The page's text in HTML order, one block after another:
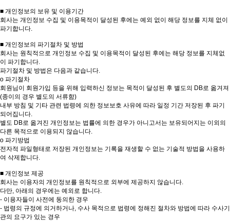
■ 개인정보의 보유 및 이용기간
회사는 개인정보 수집 및 이용목적이 달성된 후에는 예외 없이 해당 정보를 지체 없이
파기합니다.
■ 개인정보의 파기절차 및 방법
회사는 원칙적으로 개인정보 수집 및 이용목적이 달성된 후에는 해당 정보를 지체없
이 파기합니다.
파기절차 및 방법은 다음과 같습니다.
ο 파기절차
회원님이 회원가입 등을 위해 입력하신 정보는 목적이 달성된 후 별도의 DB로 옮겨져
(종이의 경우 별도의 서류함)
내부 방침 및 기타 관련 법령에 의한 정보보호 사유에 따라 일정 기간 저장된 후 파기
되어집니다.
별도 DB로 옮겨진 개인정보는 법률에 의한 경우가 아니고서는 보유되어지는 이외의
다른 목적으로 이용되지 않습니다.
ο 파기방법
전자적 파일형태로 저장된 개인정보는 기록을 재생할 수 없는 기술적 방법을 사용하
여 삭제합니다.
■ 개인정보 제공
회사는 이용자의 개인정보를 원칙적으로 외부에 제공하지 않습니다.
다만, 아래의 경우에는 예외로 합니다.
- 이용자들이 사전에 동의한 경우
- 법령의 규정에 의거하거나, 수사 목적으로 법령에 정해진 절차와 방법에 따라 수사기
관의 요구가 있는 경우